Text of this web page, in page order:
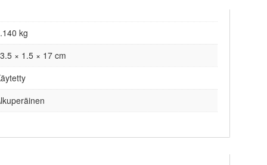
kg
× 1.5 × 17 cm